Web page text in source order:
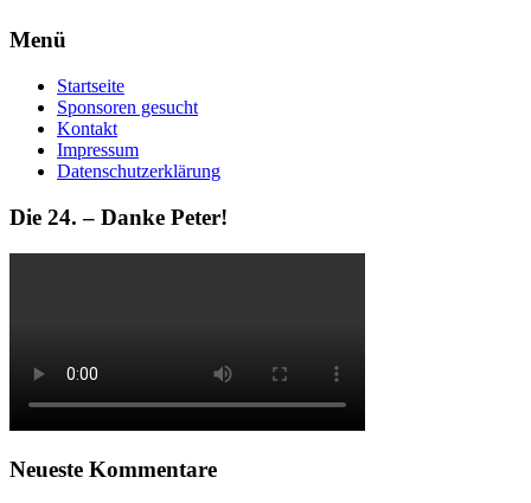
Menü
Startseite
Sponsoren gesucht
Kontakt
Impressum
Datenschutzerklärung
Die 24. – Danke Peter!
Neueste Kommentare